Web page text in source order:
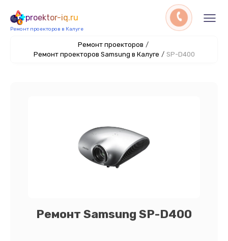
proektor-iq.ru
Ремонт проекторов в Калуге
Ремонт проекторов /
Ремонт проекторов Samsung в Калуге / SP-D400
Ремонт Samsung SP-D400